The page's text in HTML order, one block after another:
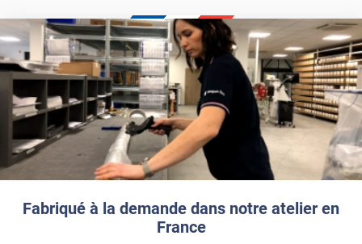
Fabriqué à la demande dans notre atelier en
France
Durabilité:15 à 20 anspour une application verticale en Europe
Centrale.
Remarques importantes: Pour un meilleur aperçu des films
n’hésitez pas à nous contacter pour une demande d’échantillon
gratuit. Il faut garder en tête que c’est du côté le plus lumineux
qu’apparait l’effet miroir.À la tombée de la nuit, l'effet miroir
s'inverse, laissant ainsi les regards extérieurs apercevoir
l'intérieur. Pour y remédier, il est recommandé d'installer des
stores ou des volets. La surface à coller doit être exempte de
poussière, de graisse ou de tout autre contaminant. Certains
problèmes de bullage. Un test de compatibilité est donc